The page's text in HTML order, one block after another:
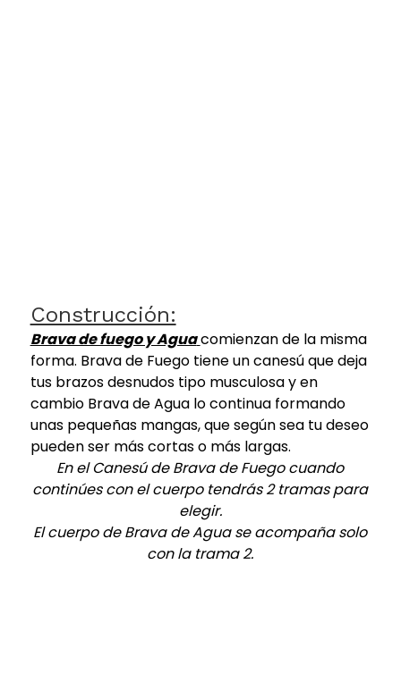
Construcción:
Brava de fuego y Aguacomienzan de la misma
forma. Brava de Fuego tiene un canesú que deja
tus brazos desnudos tipo musculosa y en
cambio Brava de Agua lo continua formando
unas pequeñas mangas, que según sea tu deseo
pueden ser más cortas o más largas.
En el Canesú de Brava de Fuego cuando
continúes con el cuerpo tendrás 2 tramas para
elegir.
El cuerpo de Brava de Agua se acompaña solo
con la trama 2.